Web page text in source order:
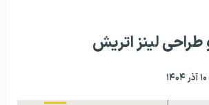
طراحی لینز اتریش
۱۰ آذر ۱۴۰۴